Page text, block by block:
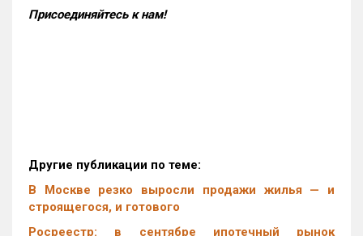
Присоединяйтесь к нам!
Другие публикации по теме:
В Москве резко выросли продажи жилья — и
строящегося, и готового
Росреестр: в сентябре ипотечный рынок